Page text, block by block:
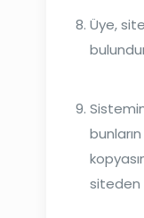
Üye,
siteden